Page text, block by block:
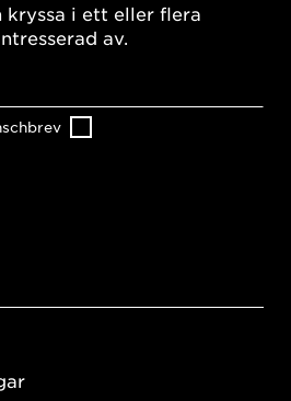
kryssa i ett eller flera
av.